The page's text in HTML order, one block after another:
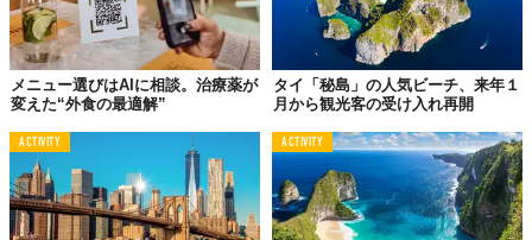
メニュー選びはAIに相談。治療薬が
変えた“外食の最適解”
タイ「秘島」の人気ビーチ、来年１
月から観光客の受け入れ再開
ACTIVITY ACTIVITY